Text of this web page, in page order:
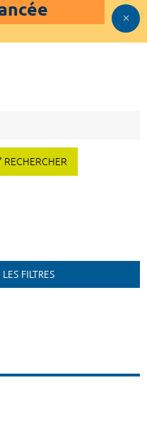
RECHERCHER
FILTRES